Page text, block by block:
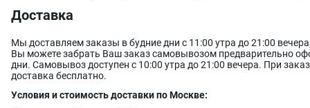
микрон.
НАНЕСЕНИЕ ФИНИШНОГО ПОКРЫТИЯ
После покраски кожи рекомендуется защитить поверхность
Aniline Dye Fixative. Мы рекомендуем наносить Aniline Dye
губкой, кистью или аппликатором.
Доставка
Мы доставляем заказы в будние дни с 11:00 утра до 21:00
Вы можете забрать Ваш заказ самовывозом предварительно
дни. Самовывоз доступен с 10:00 утра до 21:00 вечера. При
доставка бесплатно.
Условия и стоимость доставки по Москве: